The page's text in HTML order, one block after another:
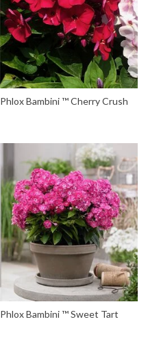
Phlox Bambini ™ Cherry Crush
Phlox Bambini ™ Sweet Tart